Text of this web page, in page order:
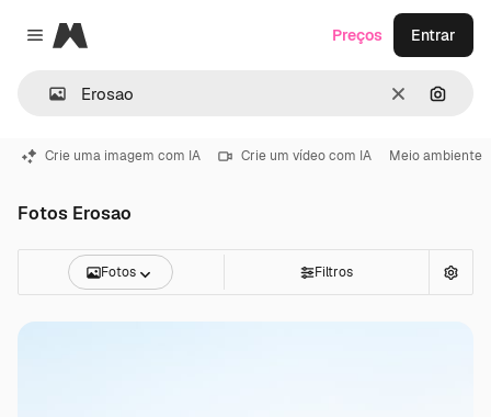
Close menu
Magnific
Limpar
Preços Entrar
Crie uma imagem com IA Crie um vídeo com IA Meio ambiente
Fotos Erosao
Fotos Filtros